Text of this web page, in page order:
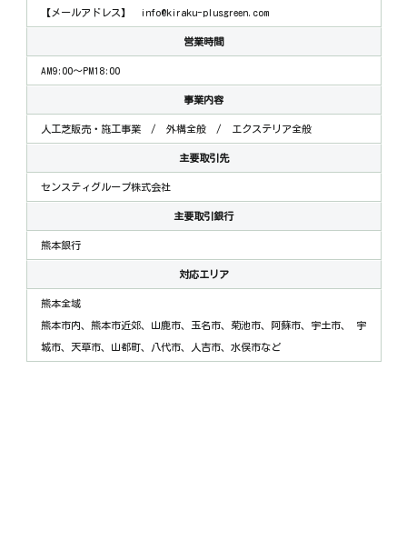
【メールアドレス】 info@kiraku-plusgreen.com
営業時間
AM9:00～PM18:00
事業内容
人工芝販売・施工事業 / 外構全般 / エクステリア全般
主要取引先
センスティグループ株式会社
主要取引銀行
熊本銀行
対応エリア
熊本全域
熊本市内、熊本市近郊、山鹿市、玉名市、菊池市、阿蘇市、宇土市、 宇
城市、天草市、山都町、八代市、人吉市、水俣市など